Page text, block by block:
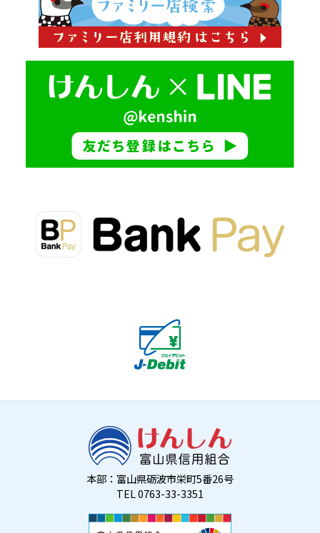
本部：富山県砺波市栄町5番26号
TEL 0763-33-3351